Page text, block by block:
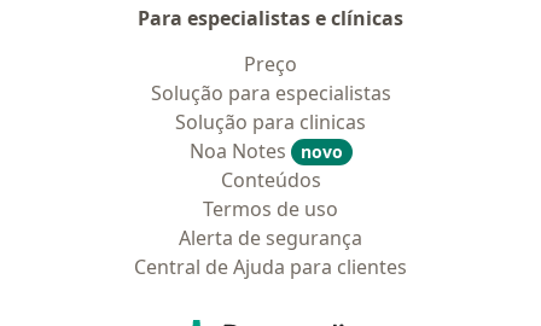
Para especialistas e clínicas
Preço
Solução para especialistas
Solução para clinicas
Noa Notes
novo
Conteúdos
Termos de uso
Alerta de segurança
Central de Ajuda para clientes